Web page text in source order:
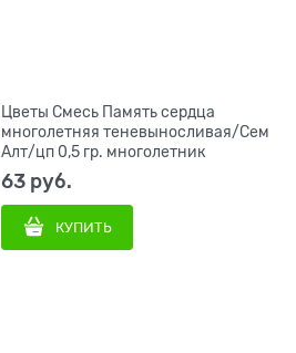
Цветы Смесь Память сердца
многолетняя теневыносливая/Сем
Алт/цп 0,5 гр. многолетник
63 руб.
КУПИТЬ